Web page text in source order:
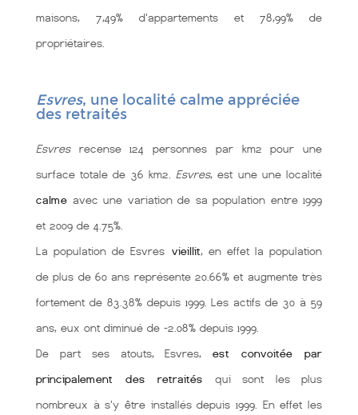
maisons, 7,49% d'appartements et 78,99% de
propriétaires.
Esvres, une localité calme appréciée
des retraités
Esvresrecense 124 personnes par km2 pour une
surface totale de 36 km2. Esvres, est une une localité
calme avec une variation de sa population entre 1999
et 2009 de 4.75%.
La population de Esvres vieillit, en effet la population
de plus de 60 ans représente 20.66% et augmente très
fortement de 83.38% depuis 1999. Les actifs de 30 à 59
ans, eux ont diminué de -2.08% depuis 1999.
De part ses atouts, Esvres,est convoitée par
principalement des retraités qui sont les plus
nombreux à s'y être installés depuis 1999. En effet les